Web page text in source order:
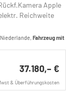
Apple
Reichweite
Fahrzeug mit
37.180,– €
& Überführungskosten